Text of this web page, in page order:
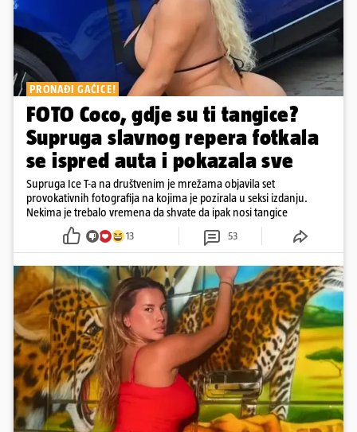
PRONAĐI GAĆICE!
FOTO Coco, gdje su ti tangice?
Supruga slavnog repera fotkala
se ispred auta i pokazala sve
Supruga Ice T-a na društvenim je mrežama objavila set
provokativnih fotografija na kojima je pozirala u seksi izdanju.
Nekima je trebalo vremena da shvate da ipak nosi tangice
13 53